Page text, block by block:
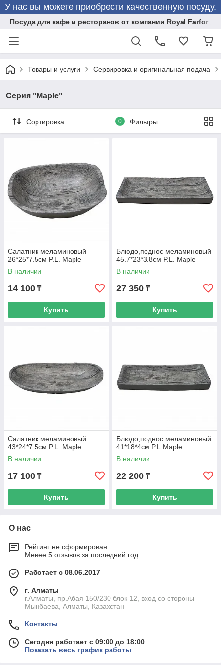
У нас вы можете приобрести качественную посуду.
Посуда для кафе и ресторанов от компании Royal Farfor
Товары и услуги Сервировка и оригинальная подача
Серия "Maple"
Сортировка 0 Фильтры
Салатник меламиновый
26*25*7.5см P.L. Maple
В наличии
14 100 ₸
Купить
Блюдо,поднос меламиновый
45.7*23*3.8см P.L. Maple
В наличии
27 350 ₸
Купить
Салатник меламиновый
43*24*7.5см P.L. Maple
В наличии
17 100 ₸
Купить
Блюдо,поднос меламиновый
41*18*4см P.L.Maple
В наличии
22 200 ₸
Купить
О нас
Рейтинг не сформирован
Менее 5 отзывов за последний год
Работает с 08.06.2017
г. Алматы
г.Алматы, пр.Абая 150/230 блок 12, вход со стороны
Мынбаева, Алматы, Казахстан
Контакты
Сегодня работает с 09:00 до 18:00
Показать весь график работы